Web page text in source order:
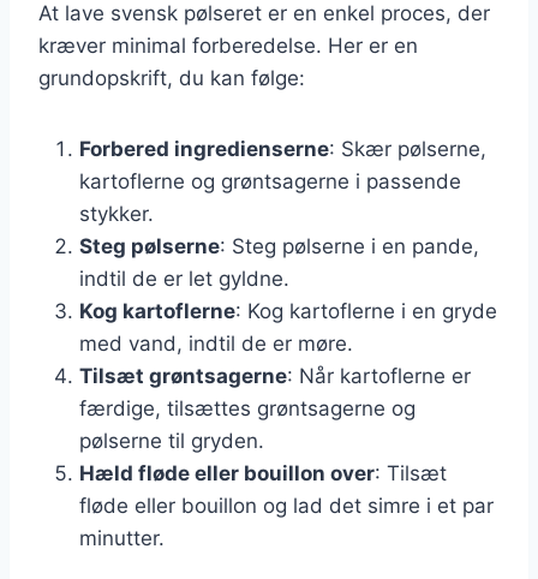
At lave svensk pølseret er en enkel proces, der
kræver minimal forberedelse. Her er en
grundopskrift, du kan følge:
Forbered ingredienserne: Skær pølserne,
kartoflerne og grøntsagerne i passende
stykker.
Steg pølserne: Steg pølserne i en pande,
indtil de er let gyldne.
Kog kartoflerne: Kog kartoflerne i en gryde
med vand, indtil de er møre.
Tilsæt grøntsagerne: Når kartoflerne er
færdige, tilsættes grøntsagerne og
pølserne til gryden.
Hæld fløde eller bouillon over: Tilsæt
fløde eller bouillon og lad det simre i et par
minutter.